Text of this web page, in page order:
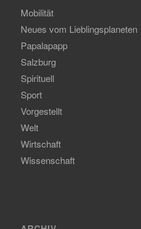
Mobilität
Neues vom Lieblingsplaneten
Papalapapp
Salzburg
Spirituell
Sport
Vorgestellt
Welt
Wirtschaft
Wissenschaft